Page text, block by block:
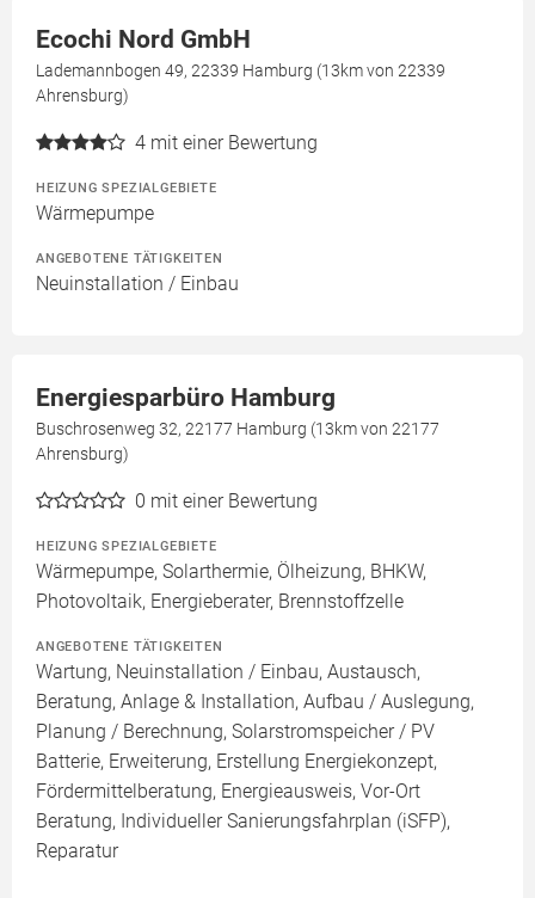
Ecochi Nord GmbH
Lademannbogen 49, 22339 Hamburg (13km von 22339
Ahrensburg)
4 mit einer Bewertung
HEIZUNG SPEZIALGEBIETE
Wärmepumpe
ANGEBOTENE TÄTIGKEITEN
Neuinstallation / Einbau
Energiesparbüro Hamburg
Buschrosenweg 32, 22177 Hamburg (13km von 22177
Ahrensburg)
0 mit einer Bewertung
HEIZUNG SPEZIALGEBIETE
Wärmepumpe, Solarthermie, Ölheizung, BHKW,
Photovoltaik, Energieberater, Brennstoffzelle
ANGEBOTENE TÄTIGKEITEN
Wartung, Neuinstallation / Einbau, Austausch,
Beratung, Anlage & Installation, Aufbau / Auslegung,
Planung / Berechnung, Solarstromspeicher / PV
Batterie, Erweiterung, Erstellung Energiekonzept,
Fördermittelberatung, Energieausweis, Vor-Ort
Beratung, Individueller Sanierungsfahrplan (iSFP),
Reparatur